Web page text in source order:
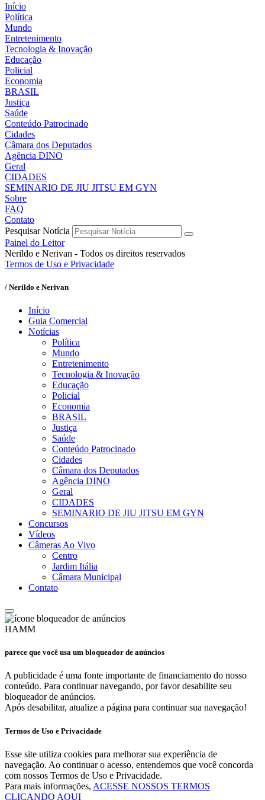
Início
Política
Mundo
Entretenimento
Tecnologia & Inovação
Educação
Policial
Economia
BRASIL
Justiça
Saúde
Conteúdo Patrocinado
Cidades
Câmara dos Deputados
Agência DINO
Geral
CIDADES
SEMINARIO DE JIU JITSU EM GYN
Sobre
FAQ
Contato
Pesquisar Notícia
Painel do Leitor
Nerildo e Nerivan - Todos os direitos reservados
Termos de Uso e Privacidade
/ Nerildo e Nerivan
Início
Guia Comercial
Notícias
Política
Mundo
Entretenimento
Tecnologia & Inovação
Educação
Policial
Economia
BRASIL
Justiça
Saúde
Conteúdo Patrocinado
Cidades
Câmara dos Deputados
Agência DINO
Geral
CIDADES
SEMINARIO DE JIU JITSU EM GYN
Concursos
Vídeos
Câmeras Ao Vivo
Centro
Jardim Itália
Câmara Municipal
Contato
HAMM
parece que você usa um bloqueador de anúncios
A publicidade é uma fonte importante de financiamento do nosso
conteúdo. Para continuar navegando, por favor desabilite seu
bloqueador de anúncios.
Após desabilitar, atualize a página para continuar sua navegação!
Termos de Uso e Privacidade
Esse site utiliza cookies para melhorar sua experiência de
navegação. Ao continuar o acesso, entendemos que você concorda
com nossos Termos de Uso e Privacidade.
Para mais informações, ACESSE NOSSOS TERMOS
CLICANDO AQUI